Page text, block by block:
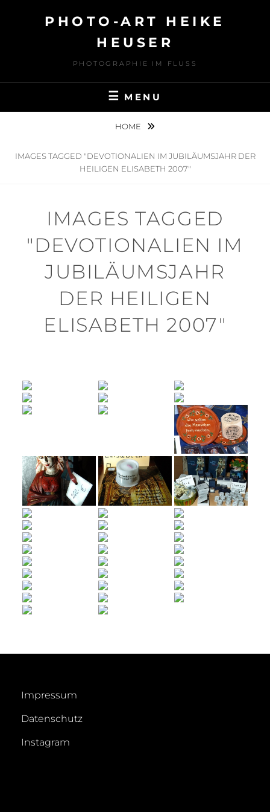
PHOTO-ART HEIKE
HEUSER
PHOTOGRAPHIE IM FLUSS
MENU
HOME
IMAGES TAGGED "DEVOTIONALIEN IM JUBILÄUMSJAHR DER
HEILIGEN ELISABETH 2007"
IMAGES TAGGED
"DEVOTIONALIEN IM
JUBILÄUMSJAHR
DER HEILIGEN
ELISABETH 2007"
Impressum
Datenschutz
Instagram